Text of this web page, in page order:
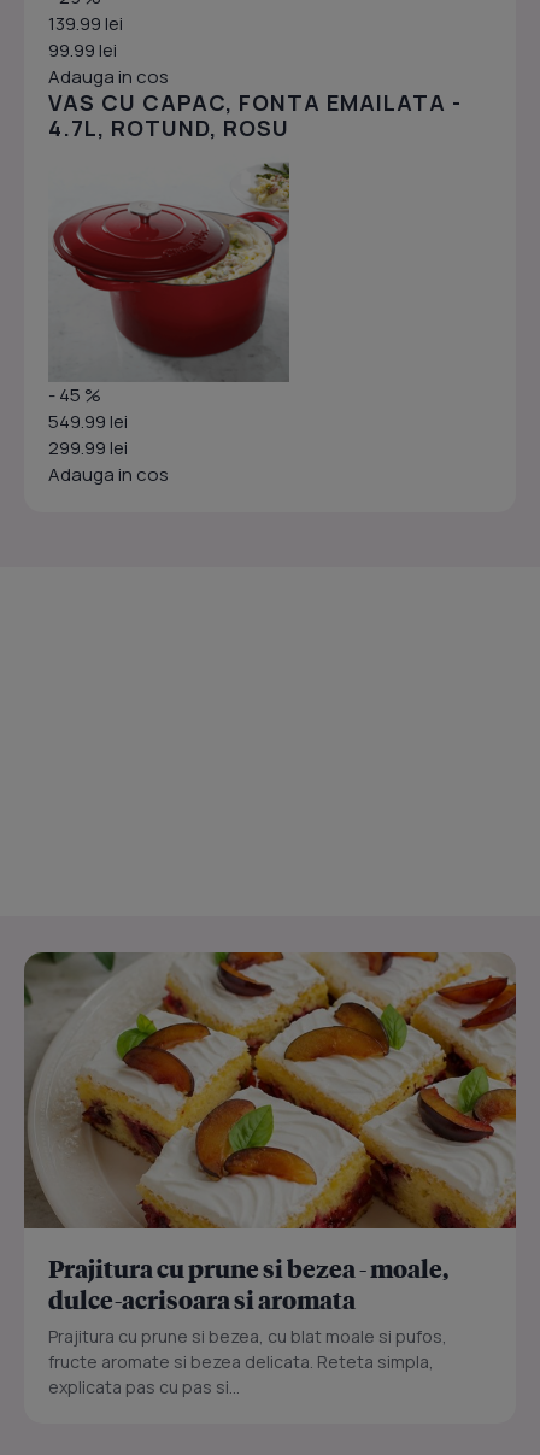
139.99 lei
99.99 lei
Adauga in cos
VAS CU CAPAC, FONTA EMAILATA -
4.7L, ROTUND, ROSU
- 45 %
549.99 lei
299.99 lei
Adauga in cos
Prajitura cu prune si bezea - moale,
dulce-acrisoara si aromata
Prajitura cu prune si bezea, cu blat moale si pufos,
fructe aromate si bezea delicata. Reteta simpla,
explicata pas cu pas si...